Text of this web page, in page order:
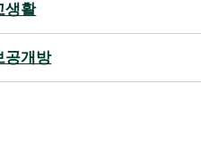
생활
공개방
생활
공개방
43:19
가장 빠르게 찾아보실 수